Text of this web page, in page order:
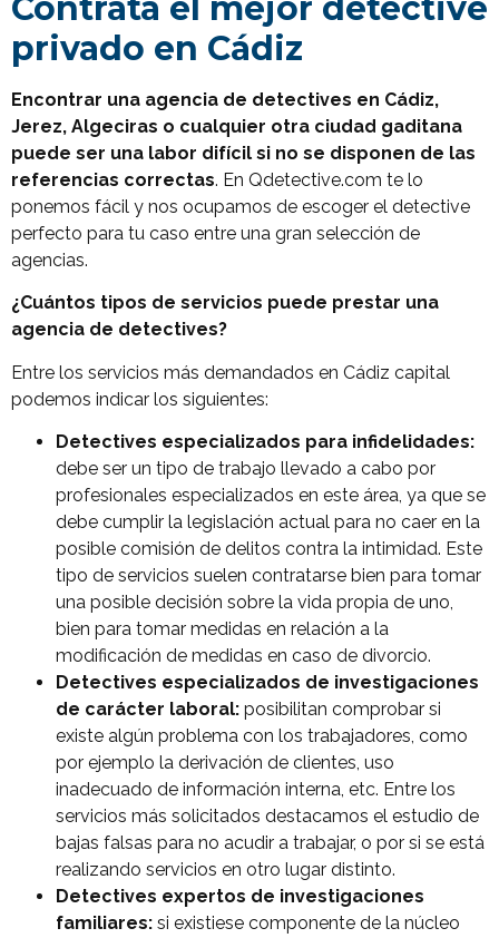
Contrata el mejor detective
privado en Cádiz
Encontrar una agencia de detectives en Cádiz,
Jerez, Algeciras o cualquier otra ciudad gaditana
puede ser una labor difícil si no se disponen de las
referencias correctas. En Qdetective.com te lo
ponemos fácil y nos ocupamos de escoger el detective
perfecto para tu caso entre una gran selección de
agencias.
¿Cuántos tipos de servicios puede prestar una
agencia de detectives?
Entre los servicios más demandados en Cádiz capital
podemos indicar los siguientes:
Detectives especializados para infidelidades:
debe ser un tipo de trabajo llevado a cabo por
profesionales especializados en este área, ya que se
debe cumplir la legislación actual para no caer en la
posible comisión de delitos contra la intimidad. Este
tipo de servicios suelen contratarse bien para tomar
una posible decisión sobre la vida propia de uno,
bien para tomar medidas en relación a la
modificación de medidas en caso de divorcio.
Detectives especializados de investigaciones
de carácter laboral: posibilitan comprobar si
existe algún problema con los trabajadores, como
por ejemplo la derivación de clientes, uso
inadecuado de información interna, etc. Entre los
servicios más solicitados destacamos el estudio de
bajas falsas para no acudir a trabajar, o por si se está
realizando servicios en otro lugar distinto.
Detectives expertos de investigaciones
familiares: si existiese componente de la núcleo